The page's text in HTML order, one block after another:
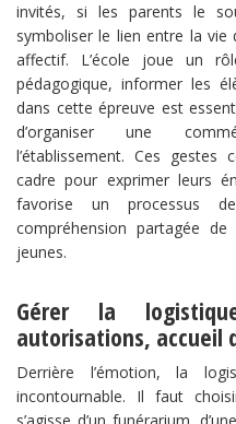
invités, si les parents le
symboliser le lien entre la vie
affectif. L’école joue un
pédagogique, informer les
dans cette épreuve est
d’organiser une
l’établissement. Ces
cadre pour exprimer leurs
favorise un processus
compréhension partagée
jeunes.
Gérer la
autorisations, accueil
Derrière l’émotion, la
incontournable. Il faut